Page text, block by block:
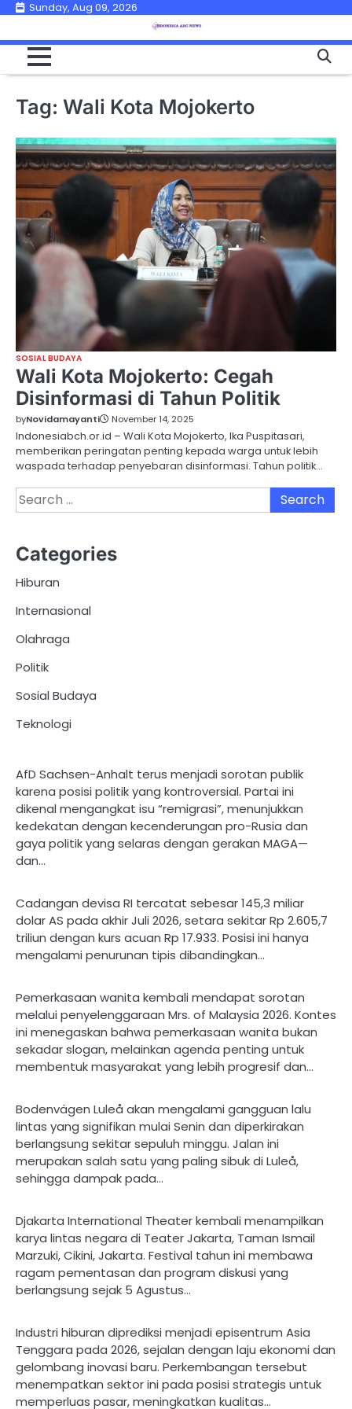
Skip
content
Sunday, Aug 09, 2026
Tag: Wali Kota Mojokerto
SOSIAL BUDAYA
Wali Kota Mojokerto: Cegah
Disinformasi di Tahun Politik
byNovidamayanti November 14, 2025
Indonesiabch.or.id – Wali Kota Mojokerto, Ika Puspitasari,
memberikan peringatan penting kepada warga untuk lebih
waspada terhadap penyebaran disinformasi. Tahun politik…
Search
for:
Categories
Hiburan
Internasional
Olahraga
Politik
Sosial Budaya
Teknologi
AfD Sachsen-Anhalt terus menjadi sorotan publik
karena posisi politik yang kontroversial. Partai ini
dikenal mengangkat isu “remigrasi”, menunjukkan
kedekatan dengan kecenderungan pro-Rusia dan
gaya politik yang selaras dengan gerakan MAGA—
dan…
Cadangan devisa RI tercatat sebesar 145,3 miliar
dolar AS pada akhir Juli 2026, setara sekitar Rp 2.605,7
triliun dengan kurs acuan Rp 17.933. Posisi ini hanya
mengalami penurunan tipis dibandingkan…
Pemerkasaan wanita kembali mendapat sorotan
melalui penyelenggaraan Mrs. of Malaysia 2026. Kontes
ini menegaskan bahwa pemerkasaan wanita bukan
sekadar slogan, melainkan agenda penting untuk
membentuk masyarakat yang lebih progresif dan…
Bodenvägen Luleå akan mengalami gangguan lalu
lintas yang signifikan mulai Senin dan diperkirakan
berlangsung sekitar sepuluh minggu. Jalan ini
merupakan salah satu yang paling sibuk di Luleå,
sehingga dampak pada…
Djakarta International Theater kembali menampilkan
karya lintas negara di Teater Jakarta, Taman Ismail
Marzuki, Cikini, Jakarta. Festival tahun ini membawa
ragam pementasan dan program diskusi yang
berlangsung sejak 5 Agustus…
Industri hiburan diprediksi menjadi episentrum Asia
Tenggara pada 2026, sejalan dengan laju ekonomi dan
gelombang inovasi baru. Perkembangan tersebut
menempatkan sektor ini pada posisi strategis untuk
memperluas pasar, meningkatkan kualitas…